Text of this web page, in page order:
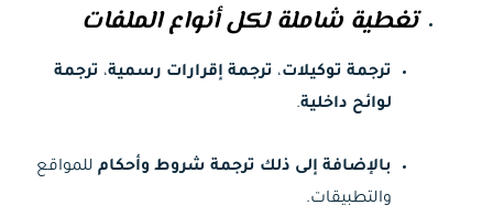
تغطية شاملة لكل أنواع الملفات
ترجمة توكيلات، ترجمة إقرارات رسمية، ترجمة
لوائح داخلية.
بالإضافة إلى ذلك ترجمة شروط وأحكام للمواقع
والتطبيقات.